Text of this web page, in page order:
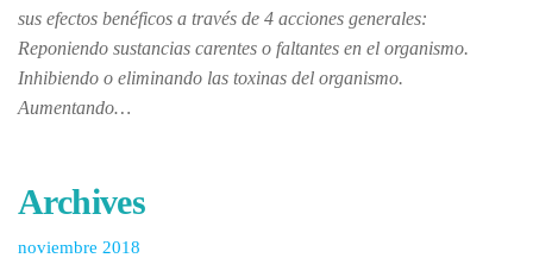
sus efectos benéficos a través de 4 acciones generales:
Reponiendo sustancias carentes o faltantes en el organismo.
Inhibiendo o eliminando las toxinas del organismo.
Aumentando…
Archives
noviembre 2018